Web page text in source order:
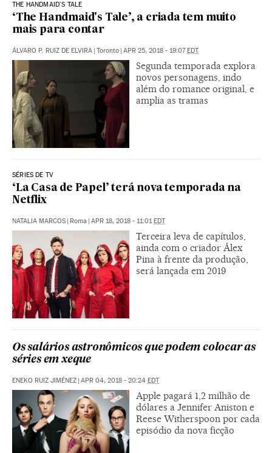
THE HANDMAID'S TALE
‘The Handmaid's Tale’, a criada tem muito
mais para contar
ÁLVARO P. RUIZ DE ELVIRA Toronto APR 25, 2018 - 19:07 EDT
Segunda temporada explora
novos personagens, indo
além do romance original, e
amplia as tramas
SÉRIES DE TV
‘La Casa de Papel’ terá nova temporada na
Netflix
NATALIA MARCOS Roma APR 18, 2018 - 11:01 EDT
Terceira leva de capítulos,
ainda com o criador Álex
Pina à frente da produção,
será lançada em 2019
Os salários astronômicos que podem colocar as
séries em xeque
ENEKO RUIZ JIMÉNEZ APR 04, 2018 - 20:24 EDT
Apple pagará 1,2 milhão de
dólares a Jennifer Aniston e
Reese Witherspoon por cada
episódio da nova ficção